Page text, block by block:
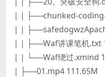
| | ├──chunked-
| |
| | ├──Waf讲课笔机.txt
| | └──Waf绕过.xmind
| ├──01.mp4 111.65M